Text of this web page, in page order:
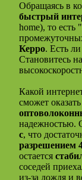
Обращаясь в
быстрый
home), то есть
Керро. Есть
Становитесь
Какой
сможет
надежностью.
с, что
разрешением
остается
соседей
из-за дождя и